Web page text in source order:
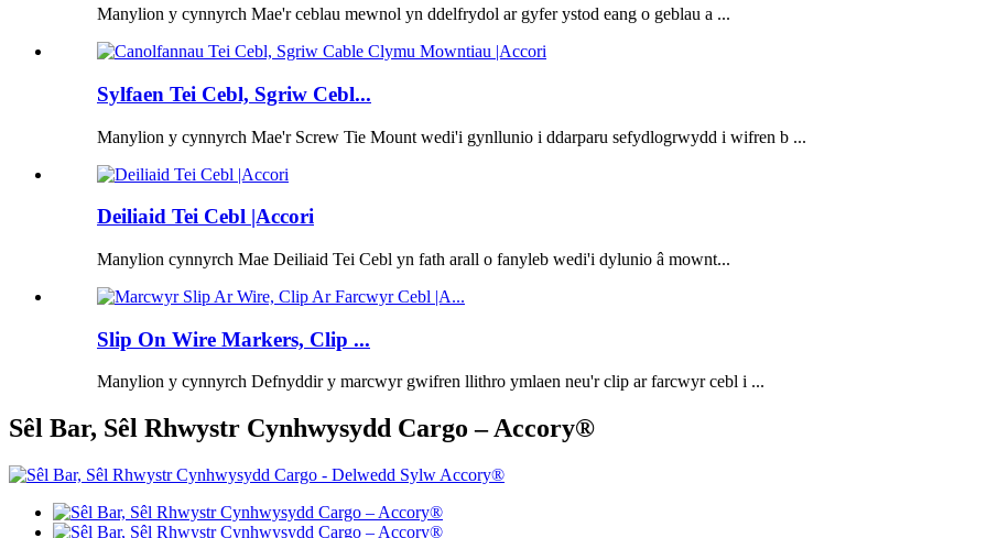
Manylion y cynnyrch Mae'r ceblau mewnol yn ddelfrydol ar gyfer ystod eang o geblau a ...
Sylfaen Tei Cebl, Sgriw Cebl...
Manylion y cynnyrch Mae'r Screw Tie Mount wedi'i gynllunio i ddarparu sefydlogrwydd i wifren b ...
Deiliaid Tei Cebl |Accori
Manylion cynnyrch Mae Deiliaid Tei Cebl yn fath arall o fanyleb wedi'i dylunio â mownt...
Slip On Wire Markers, Clip ...
Manylion y cynnyrch Defnyddir y marcwyr gwifren llithro ymlaen neu'r clip ar farcwyr cebl i ...
Sêl Bar, Sêl Rhwystr Cynhwysydd Cargo – Accory®